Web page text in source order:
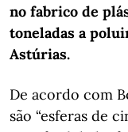
no fabrico de
toneladas a
Astúrias.
De acordo com
são “esferas de